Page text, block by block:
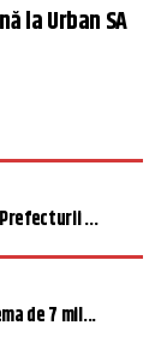
la Urban SA
Prefecturii ...
de 7 mil...